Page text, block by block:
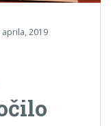
aprila, 2019